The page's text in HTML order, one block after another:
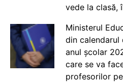
vede la clasă,
Ministerul
din
anul școlar
care se va
profesorilor